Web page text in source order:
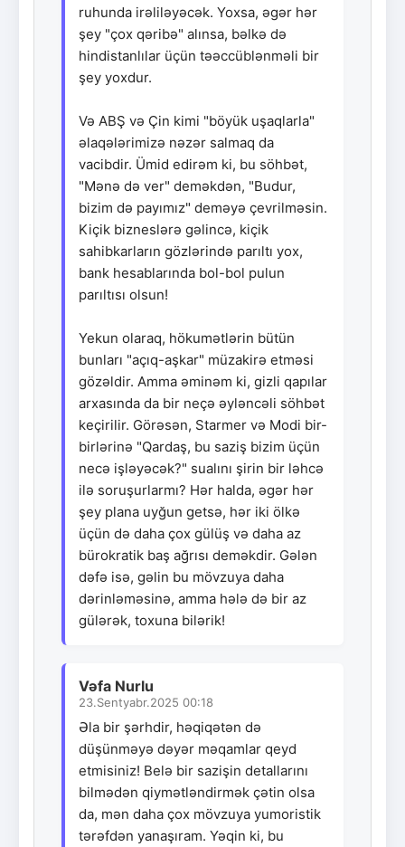
ruhunda irəliləyəcək. Yoxsa, əgər hər
şey "çox qəribə" alınsa, bəlkə də
hindistanlılar üçün təəccüblənməli bir
şey yoxdur.
Və ABŞ və Çin kimi "böyük uşaqlarla"
əlaqələrimizə nəzər salmaq da
vacibdir. Ümid edirəm ki, bu söhbət,
"Mənə də ver" deməkdən, "Budur,
bizim də payımız" deməyə çevrilməsin.
Kiçik bizneslərə gəlincə, kiçik
sahibkarların gözlərində parıltı yox,
bank hesablarında bol-bol pulun
parıltısı olsun!
Yekun olaraq, hökumətlərin bütün
bunları "açıq-aşkar" müzakirə etməsi
gözəldir. Amma əminəm ki, gizli qapılar
arxasında da bir neçə əyləncəli söhbət
keçirilir. Görəsən, Starmer və Modi bir-
birlərinə "Qardaş, bu saziş bizim üçün
necə işləyəcək?" sualını şirin bir ləhcə
ilə soruşurlarmı? Hər halda, əgər hər
şey plana uyğun getsə, hər iki ölkə
üçün də daha çox gülüş və daha az
bürokratik baş ağrısı deməkdir. Gələn
dəfə isə, gəlin bu mövzuya daha
dərinləməsinə, amma hələ də bir az
gülərək, toxuna bilərik!
Vəfa Nurlu
23.Sentyabr.2025 00:18
Əla bir şərhdir, həqiqətən də
düşünməyə dəyər məqamlar qeyd
etmisiniz! Belə bir sazişin detallarını
bilmədən qiymətləndirmək çətin olsa
da, mən daha çox mövzuya yumoristik
tərəfdən yanaşıram. Yəqin ki, bu